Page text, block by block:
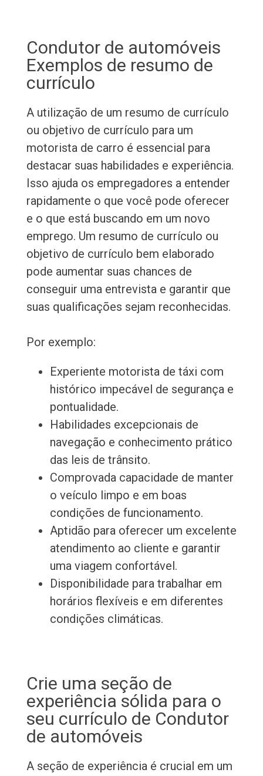
Condutor de automóveis
Exemplos de resumo de
currículo
A utilização de um resumo de currículo
ou objetivo de currículo para um
motorista de carro é essencial para
destacar suas habilidades e experiência.
Isso ajuda os empregadores a entender
rapidamente o que você pode oferecer
e o que está buscando em um novo
emprego. Um resumo de currículo ou
objetivo de currículo bem elaborado
pode aumentar suas chances de
conseguir uma entrevista e garantir que
suas qualificações sejam reconhecidas.
Por exemplo:
Experiente motorista de táxi com
histórico impecável de segurança e
pontualidade.
Habilidades excepcionais de
navegação e conhecimento prático
das leis de trânsito.
Comprovada capacidade de manter
o veículo limpo e em boas
condições de funcionamento.
Aptidão para oferecer um excelente
atendimento ao cliente e garantir
uma viagem confortável.
Disponibilidade para trabalhar em
horários flexíveis e em diferentes
condições climáticas.
Crie uma seção de
experiência sólida para o
seu currículo de Condutor
de automóveis
A seção de experiência é crucial em um